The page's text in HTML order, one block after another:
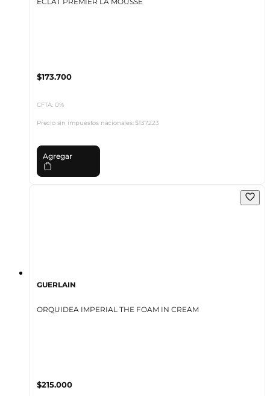
$173.700
CFTA: 0%
Precio sin impuestos nacionales:$137.223
Agregar
GUERLAIN
ORQUIDEA IMPERIAL THE FOAM IN CREAM
$215.000